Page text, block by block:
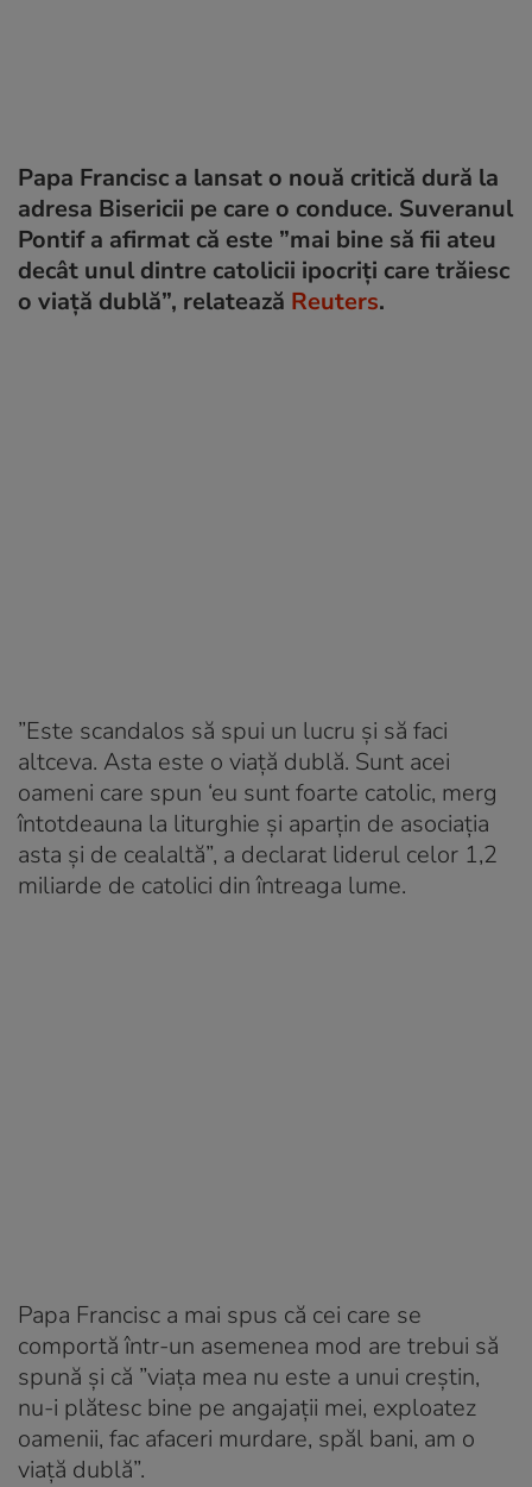
Papa Francisc a lansat o nouă critică dură la
adresa Bisericii pe care o conduce. Suveranul
Pontif a afirmat că este ”mai bine să fii ateu
decât unul dintre catolicii ipocriţi care trăiesc
o viaţă dublă”, relatează Reuters.
”Este scandalos să spui un lucru şi să faci
altceva. Asta este o viaţă dublă. Sunt acei
oameni care spun ‘eu sunt foarte catolic, merg
întotdeauna la liturghie şi aparţin de asociaţia
asta şi de cealaltă”, a declarat liderul celor 1,2
miliarde de catolici din întreaga lume.
Papa Francisc a mai spus că cei care se
comportă într-un asemenea mod are trebui să
spună şi că ”viaţa mea nu este a unui creştin,
nu-i plătesc bine pe angajaţii mei, exploatez
oamenii, fac afaceri murdare, spăl bani, am o
viaţă dublă”.